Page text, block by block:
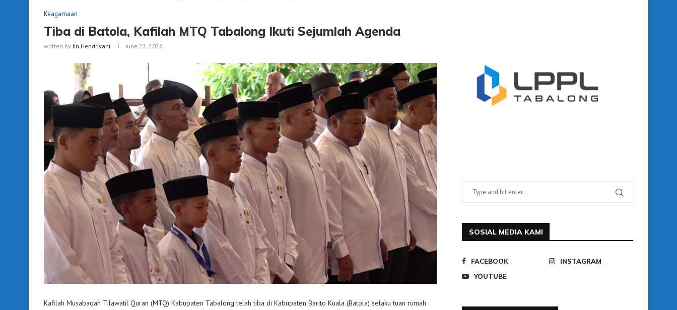
Keagamaan
Tiba di Batola, Kafilah MTQ Tabalong Ikuti Sejumlah Agenda
written by Iin Hendriyani June 22, 2026
Kafilah Musabaqah Tilawatil Quran (MTQ) Kabupaten Tabalong telah tiba di Kabupaten Barito Kuala (Batola) selaku tuan rumah
SOSIAL MEDIA KAMI
FACEBOOK
INSTAGRAM
YOUTUBE